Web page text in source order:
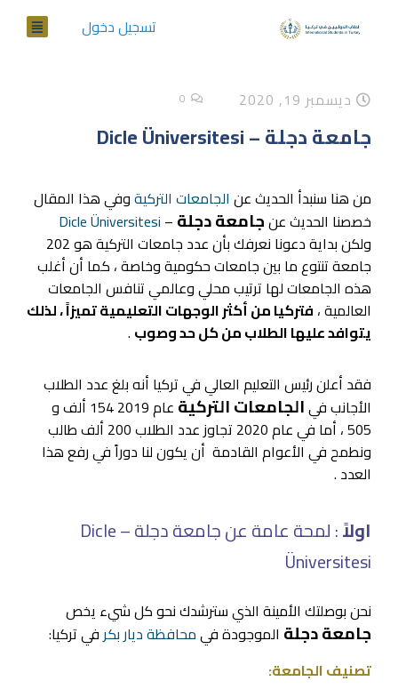
تسجيل دخول
ديسمبر 19, 2020 0
جامعة دجلة – Dicle Üniversitesi
من هنا سنبدأ الحديث عن الجامعات التركيةوفي هذا المقال
خصصنا الحديث عنجامعة دجلة –
Dicle Üniversitesi
ولكن بداية دعونا نعرفك بأن عدد جامعات التركية هو 202
جامعة تنتوع ما بين جامعات حكومية وخاصة ، كما أن أغلب
هذه الجامعات لها ترتيب محلي وعالمي تنافس الجامعات
العالمية ، فتركيا من أكثر الوجهات التعليمية تميزاً ، لذلك
يتوافد عليها الطلاب من كل حد وصوب .
فقد أعلن رئيس التعليم العالي في تركيا أنه بلغ عدد الطلاب
الأجانب فيالجامعات التركية
عام 2019 154 ألف و
505 ، أما في عام 2020 تجاوز عدد الطلاب 200 ألف طالب
ونطمح في الأعوام القادمة أن يكون لنا دوراً في رفع هذا
العدد .
اولاً
: لمحة عامة عن جامعة دجلة – Dicle
Üniversitesi
نحن بوصلتك الأمينة الذي سترشدك نحو كل شيء يخص
جامعة دجلة الموجودة فيمحافظة ديار بكرفي تركيا:
تصنيف الجامعة: